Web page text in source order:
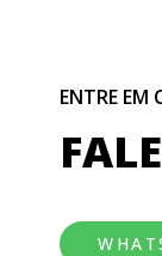
ENTRE EM